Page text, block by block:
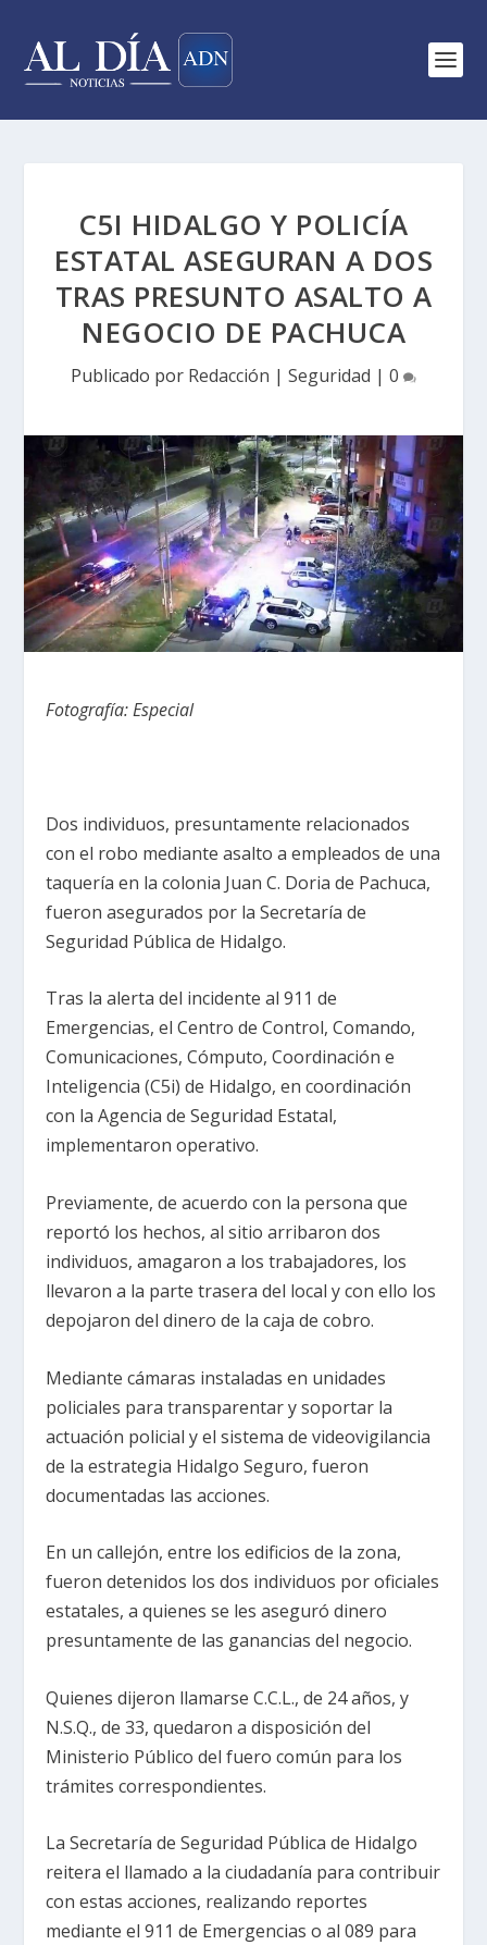
C5I HIDALGO Y POLICÍA
ESTATAL ASEGURAN A DOS
TRAS PRESUNTO ASALTO A
NEGOCIO DE PACHUCA
Publicado por Redacción | Seguridad | 0
Fotografía: Especial
Dos individuos, presuntamente relacionados
con el robo mediante asalto a empleados de una
taquería en la colonia Juan C. Doria de Pachuca,
fueron asegurados por la Secretaría de
Seguridad Pública de Hidalgo.
Tras la alerta del incidente al 911 de
Emergencias, el Centro de Control, Comando,
Comunicaciones, Cómputo, Coordinación e
Inteligencia (C5i) de Hidalgo, en coordinación
con la Agencia de Seguridad Estatal,
implementaron operativo.
Previamente, de acuerdo con la persona que
reportó los hechos, al sitio arribaron dos
individuos, amagaron a los trabajadores, los
llevaron a la parte trasera del local y con ello los
depojaron del dinero de la caja de cobro.
Mediante cámaras instaladas en unidades
policiales para transparentar y soportar la
actuación policial y el sistema de videovigilancia
de la estrategia Hidalgo Seguro, fueron
documentadas las acciones.
En un callejón, entre los edificios de la zona,
fueron detenidos los dos individuos por oficiales
estatales, a quienes se les aseguró dinero
presuntamente de las ganancias del negocio.
Quienes dijeron llamarse C.C.L., de 24 años, y
N.S.Q., de 33, quedaron a disposición del
Ministerio Público del fuero común para los
trámites correspondientes.
La Secretaría de Seguridad Pública de Hidalgo
reitera el llamado a la ciudadanía para contribuir
con estas acciones, realizando reportes
mediante el 911 de Emergencias o al 089 para